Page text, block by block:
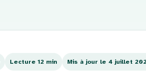
Lecture 12 min Mis à jour le 4 juillet